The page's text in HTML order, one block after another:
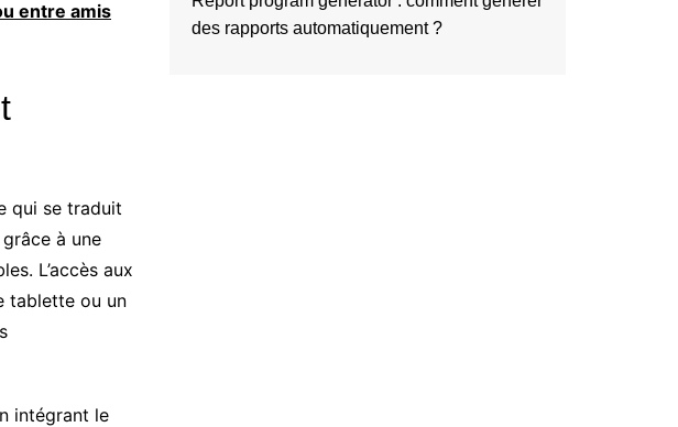
entre amis
qui se traduit
à une
L’accès aux
tablette ou un
intégrant le
des rapports automatiquement ?